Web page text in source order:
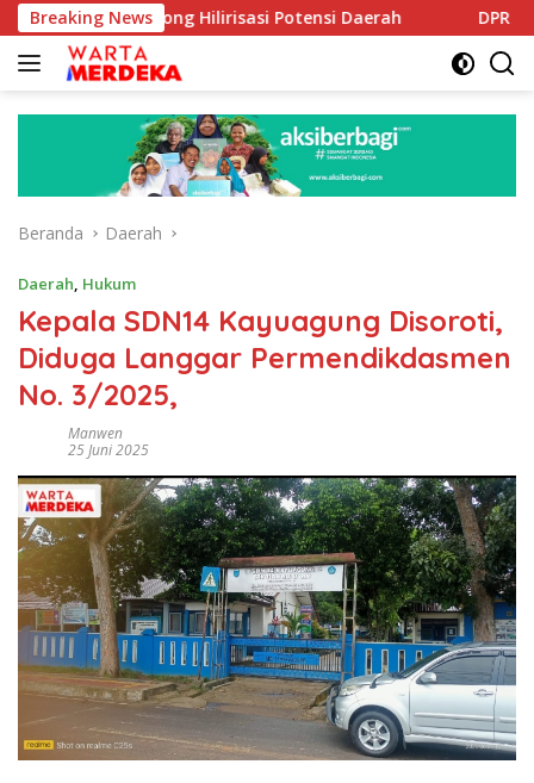
Langsung
ke
konten
Breaking News
Dorong Hilirisasi Potensi Daerah DPR Dorong
Beranda Daerah
Daerah, Hukum
Kepala SDN14 Kayuagung Disoroti,
Diduga Langgar Permendikdasmen
No. 3/2025,
Manwen
25 Juni 2025